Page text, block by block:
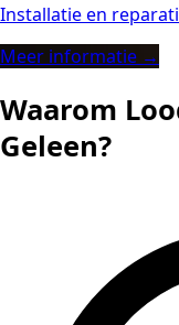
Installatie en
Meer informatie →
Waarom
Geleen?